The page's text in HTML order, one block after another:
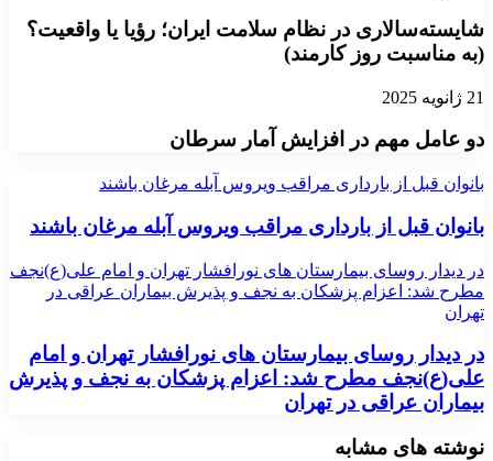
شایسته‌سالاری در نظام سلامت ایران؛ رؤیا یا واقعیت؟
(به مناسبت روز کارمند)
21 ژانویه 2025
دو عامل مهم در افزایش آمار سرطان
بانوان قبل از بارداری مراقب ویروس آبله مرغان باشند
بانوان قبل از بارداری مراقب ویروس آبله مرغان باشند
در دیدار روسای بیمارستان های نورافشار تهران و امام علی(ع)نجف
مطرح شد: اعزام پزشکان به نجف و پذیرش بیماران عراقی در
تهران
در دیدار روسای بیمارستان های نورافشار تهران و امام
علی(ع)نجف مطرح شد: اعزام پزشکان به نجف و پذیرش
بیماران عراقی در تهران
نوشته های مشابه